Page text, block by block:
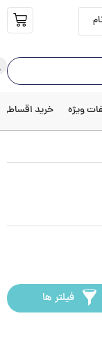
ویژه خرید اقساطی
فیلتر ها